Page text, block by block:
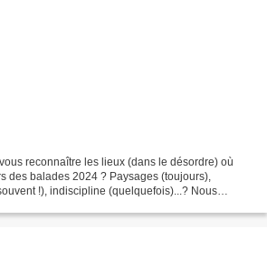
reconnaître les lieux (dans le désordre) où
des balades 2024 ? Paysages (toujours),
!), indiscipline (quelquefois)...? Nous